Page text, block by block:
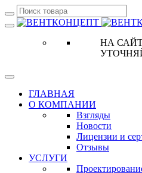
НА
ГЛАВНАЯ
О КОМПАНИИ
Взгляды
Новости
Лицензии и
Отзывы
УСЛУГИ